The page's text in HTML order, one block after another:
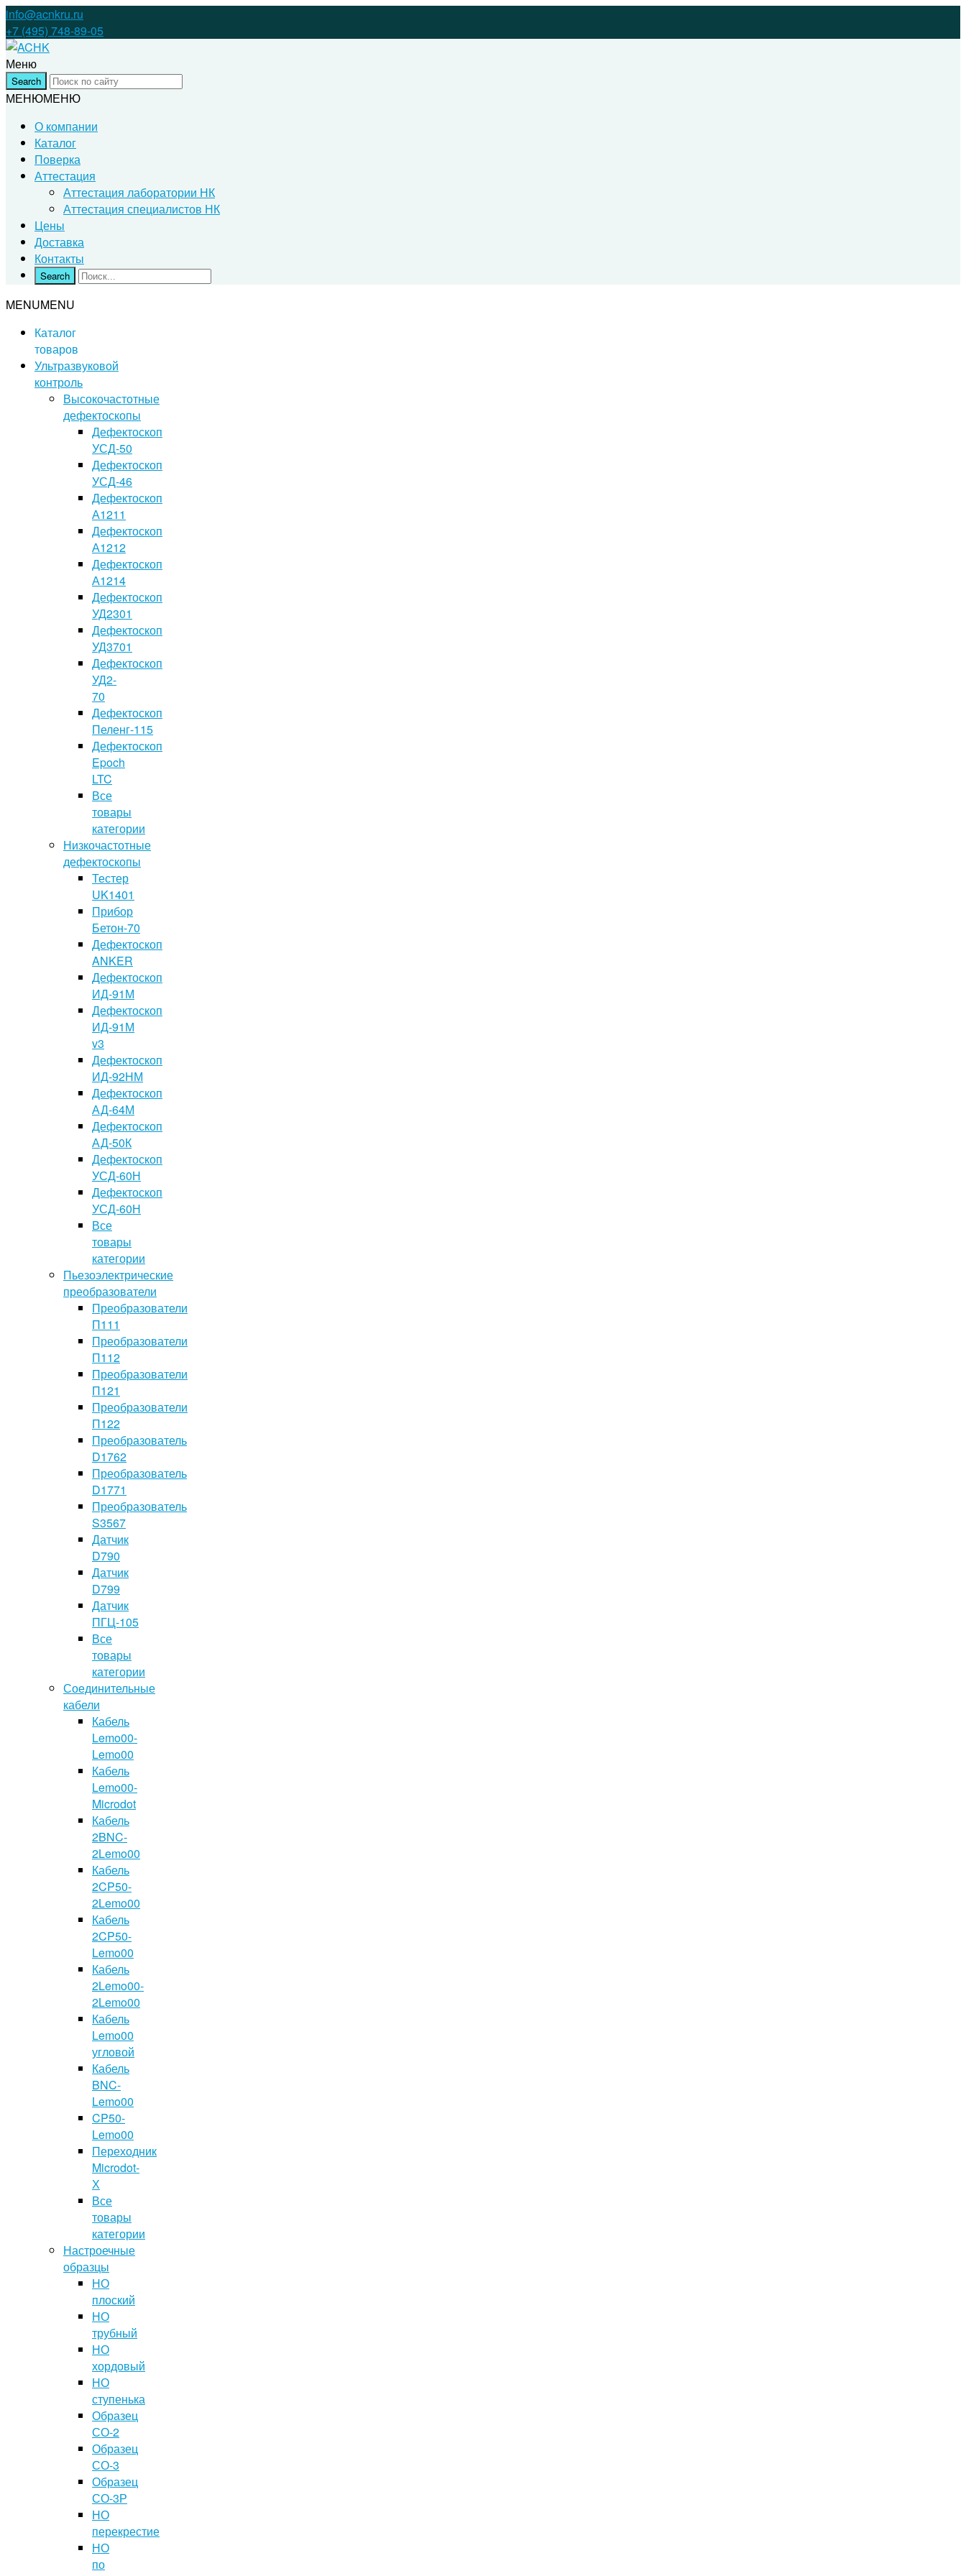
info@acnkru.ru
+7 (495) 748-89-05
Меню
МЕНЮМЕНЮ
О компании
Каталог
Поверка
Аттестация
Аттестация лаборатории НК
Аттестация специалистов НК
Цены
Доставка
Контакты
MENUMENU
Каталог
товаров
Ультразвуковой
контроль
Высокочастотные
дефектоскопы
Дефектоскоп
УСД-50
Дефектоскоп
УСД-46
Дефектоскоп
А1211
Дефектоскоп
А1212
Дефектоскоп
А1214
Дефектоскоп
УД2301
Дефектоскоп
УД3701
Дефектоскоп
УД2-
70
Дефектоскоп
Пеленг-115
Дефектоскоп
Epoch
LTC
Все
товары
категории
Низкочастотные
дефектоскопы
Тестер
UK1401
Прибор
Бетон-70
Дефектоскоп
ANKER
Дефектоскоп
ИД-91М
Дефектоскоп
ИД-91М
v3
Дефектоскоп
ИД-92НМ
Дефектоскоп
АД-64М
Дефектоскоп
АД-50К
Дефектоскоп
УСД-60Н
Дефектоскоп
УСД-60Н
Все
товары
категории
Пьезоэлектрические
преобразователи
Преобразователи
П111
Преобразователи
П112
Преобразователи
П121
Преобразователи
П122
Преобразователь
D1762
Преобразователь
D1771
Преобразователь
S3567
Датчик
D790
Датчик
D799
Датчик
ПГЦ-105
Все
товары
категории
Соединительные
кабели
Кабель
Lemo00-
Lemo00
Кабель
Lemo00-
Microdot
Кабель
2BNC-
2Lemo00
Кабель
2CP50-
2Lemo00
Кабель
2CP50-
Lemo00
Кабель
2Lemo00-
2Lemo00
Кабель
Lemo00
угловой
Кабель
BNC-
Lemo00
CP50-
Lemo00
Переходник
Microdot-
Х
Все
товары
категории
Настроечные
образцы
НО
плоский
НО
трубный
НО
хордовый
НО
ступенька
Образец
СО-2
Образец
СО-3
Образец
СО-3Р
НО
перекрестие
НО
по